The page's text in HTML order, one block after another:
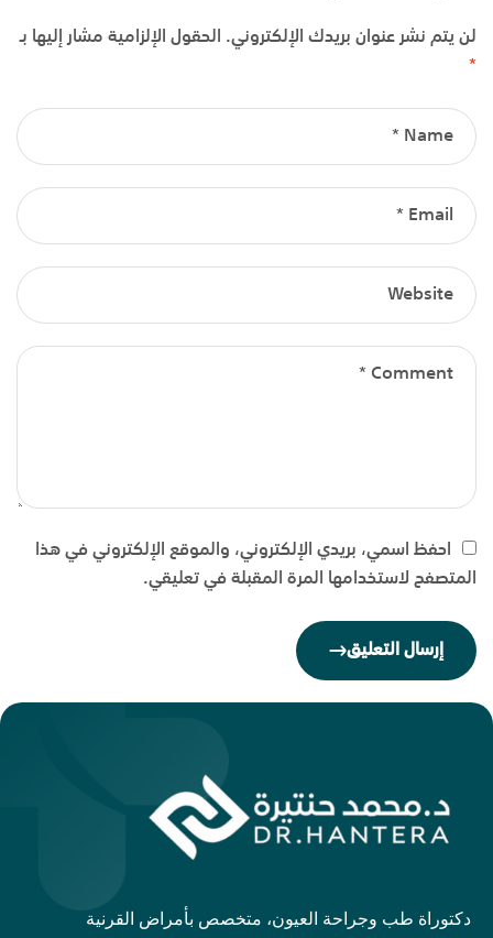
لن يتم نشر عنوان بريدك الإلكتروني.
الحقول الإلزامية مشار إليها بـ
*
احفظ اسمي، بريدي الإلكتروني، والموقع الإلكتروني في هذا
المتصفح لاستخدامها المرة المقبلة في تعليقي.
إرسال التعليق
دكتوراة طب وجراحة العيون، متخصص بأمراض القرنية